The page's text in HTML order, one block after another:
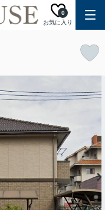
お気に入り
0